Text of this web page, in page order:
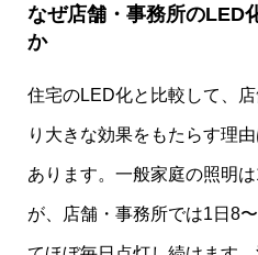
なぜ店舗・事務所のLED
か
住宅のLED化と比較して、
り大きな効果をもたらす理
あります。一般家庭の照明
が、店舗・事務所では1日8